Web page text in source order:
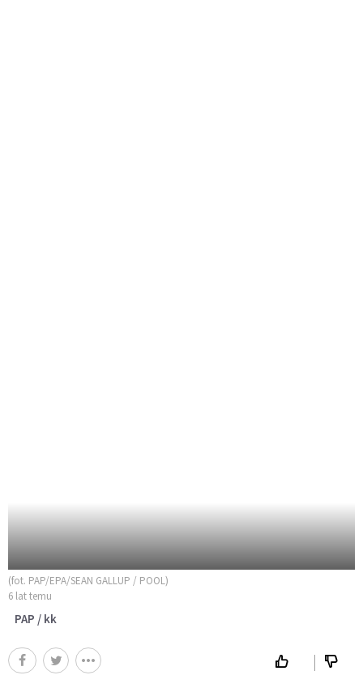
(fot. PAP/EPA/SEAN GALLUP / POOL)
6 lat temu
PAP / kk